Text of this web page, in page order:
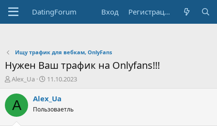
DatingForum Вход Регистрация
Ищу трафик для вебкам, OnlyFans
Нужен Ваш трафик на Onlyfans!!!
А
т
о
р
Alex_Ua
Д
т
а
н
11.10.2023
A Alex_Ua
Пользоваетль